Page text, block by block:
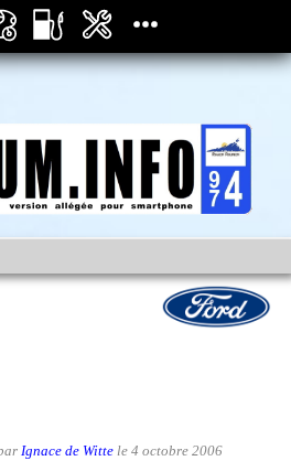
Ignace de Witte le 4 octobre 2006